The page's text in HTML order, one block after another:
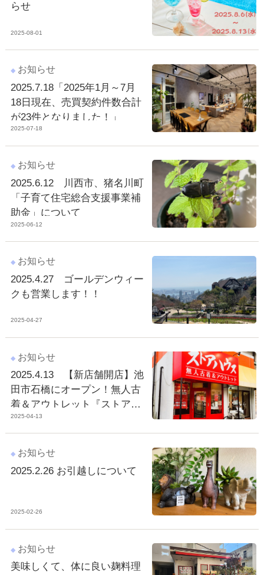
らせ
2025-08-01
お知らせ
2025.7.18「2025年1月～7月
18日現在、売買契約件数合計
が23件となりました！」
2025-07-18
お知らせ
2025.6.12 川西市、猪名川町
「子育て住宅総合支援事業補
助金」について
2025-06-12
お知らせ
2025.4.27 ゴールデンウィー
クも営業します！！
2025-04-27
お知らせ
2025.4.13 【新店舗開店】池
田市石橋にオープン！無人古
着＆アウトレット『ストアハ
ウス』さん♪
2025-04-13
お知らせ
2025.2.26 お引越しについて
2025-02-26
お知らせ
美味しくて、体に良い麹料理